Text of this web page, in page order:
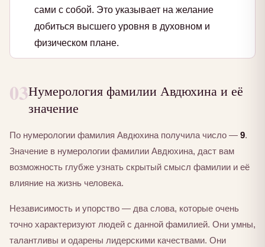
сами с собой. Это указывает на желание
добиться высшего уровня в духовном и
физическом плане.
03Нумерология фамилии Авдюхина и её
значение
По нумерологии фамилия Авдюхина получила число — 9.
Значение в нумерологии фамилии Авдюхина, даст вам
возможность глубже узнать скрытый смысл фамилии и её
влияние на жизнь человека.
Независимость и упорство — два слова, которые очень
точно характеризуют людей с данной фамилией. Они умны,
талантливы и одарены лидерскими качествами. Они